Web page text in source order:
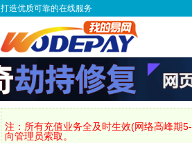
打造优质可靠的在线服务
注：所有充值业务全及时生效(网络高峰期
向管理员索取。